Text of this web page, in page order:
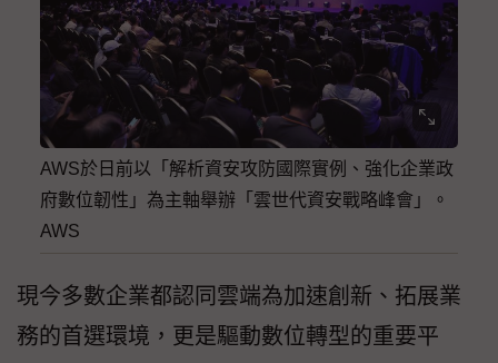
AWS於日前以「解析資安攻防國際實例、強化企業政
府數位韌性」為主軸舉辦「雲世代資安戰略峰會」。
AWS
現今多數企業都認同雲端為加速創新、拓展業
務的首選環境，更是驅動數位轉型的重要平